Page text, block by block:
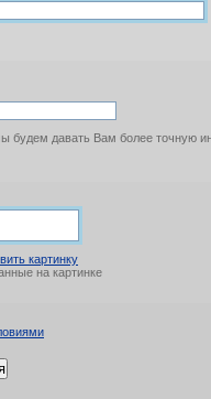
будем давать Вам более точную
картинку
на картинке